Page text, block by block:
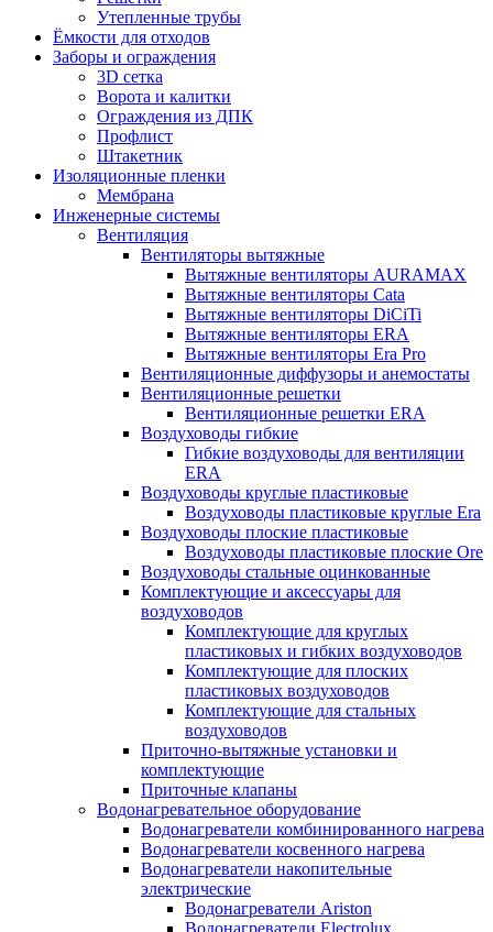
Утепленные трубы
Ёмкости для отходов
Заборы и ограждения
3D сетка
Ворота и калитки
Ограждения из ДПК
Профлист
Штакетник
Изоляционные пленки
Мембрана
Инженерные системы
Вентиляция
Вентиляторы вытяжные
Вытяжные вентиляторы AURAMAX
Вытяжные вентиляторы Cata
Вытяжные вентиляторы DiCiTi
Вытяжные вентиляторы ERA
Вытяжные вентиляторы Era Pro
Вентиляционные диффузоры и анемостаты
Вентиляционные решетки
Вентиляционные решетки ERA
Воздуховоды гибкие
Гибкие воздуховоды для вентиляции
ERA
Воздуховоды круглые пластиковые
Воздуховоды пластиковые круглые Era
Воздуховоды плоские пластиковые
Воздуховоды пластиковые плоские Ore
Воздуховоды стальные оцинкованные
Комплектующие и аксессуары для
воздуховодов
Комплектующие для круглых
пластиковых и гибких воздуховодов
Комплектующие для плоских
пластиковых воздуховодов
Комплектующие для стальных
воздуховодов
Приточно-вытяжные установки и
комплектующие
Приточные клапаны
Водонагревательное оборудование
Водонагреватели комбинированного нагрева
Водонагреватели косвенного нагрева
Водонагреватели накопительные
электрические
Водонагреватели Ariston